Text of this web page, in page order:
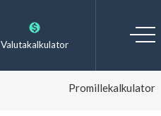
Valutakalkulator
Promillekalkulator